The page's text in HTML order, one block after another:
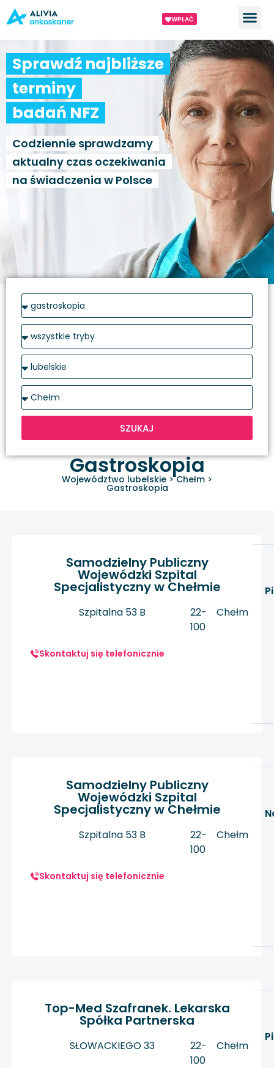
WPŁAĆ
Sprawdź najbliższe
terminy
badań NFZ
Codziennie sprawdzamy
aktualny czas oczekiwania
na świadczenia w Polsce
SZUKAJ
Gastroskopia
Województwo lubelskie >Chełm >
Gastroskopia
Samodzielny Publiczny
Wojewódzki Szpital
Specjalistyczny w Chełmie
Szpitalna 53 B
22-
100
Chełm
Skontaktuj się telefonicznie
Samodzielny Publiczny
Wojewódzki Szpital
Specjalistyczny w Chełmie
Szpitalna 53 B
22-
100
Chełm
Skontaktuj się telefonicznie
Top-Med Szafranek. Lekarska
Spółka Partnerska
SŁOWACKIEGO 33
22-
100
Chełm